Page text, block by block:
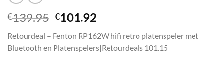
€139.95 Oorspronkelijke
was:
€139.95.
€101.92
is:
€101.92.
Retourdeal – Fenton RP162W hifi retro platenspeler met
Bluetooth en Platenspelers|Retourdeals 101.15